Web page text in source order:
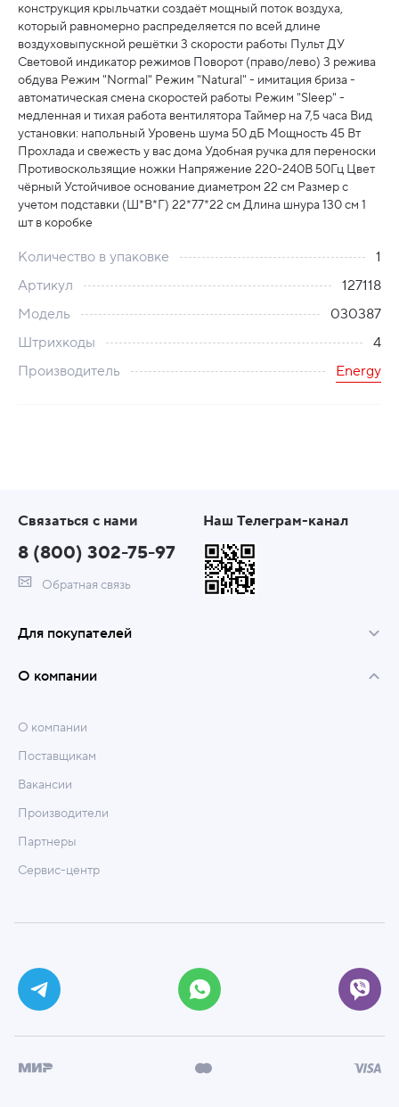
конструкция крыльчатки создаёт мощный поток воздуха,
который равномерно распределяется по всей длине
воздуховыпускной решётки 3 скорости работы Пульт ДУ
Световой индикатор режимов Поворот (право/лево) 3 режива
обдува Режим "Normal" Режим "Natural" - имитация бриза -
автоматическая смена скоростей работы Режим "Sleep" -
медленная и тихая работа вентилятора Таймер на 7,5 часа Вид
установки: напольный Уровень шума 50 дБ Мощность 45 Вт
Прохлада и свежесть у вас дома Удобная ручка для переноски
Противоскользящие ножки Напряжение 220-240В 50Гц Цвет
чёрный Устойчивое основание диаметром 22 см Размер с
учетом подставки (Ш*В*Г) 22*77*22 см Длина шнура 130 см 1
шт в коробке
Количество в упаковке
1
Артикул
127118
Модель
030387
Штрихкоды
4
Производитель
Energy
Связаться с нами
8 (800) 302-75-97
Обратная связь
Наш Телеграм-канал
Для покупателей
О компании
О компании
Поставщикам
Вакансии
Производители
Партнеры
Сервис-центр